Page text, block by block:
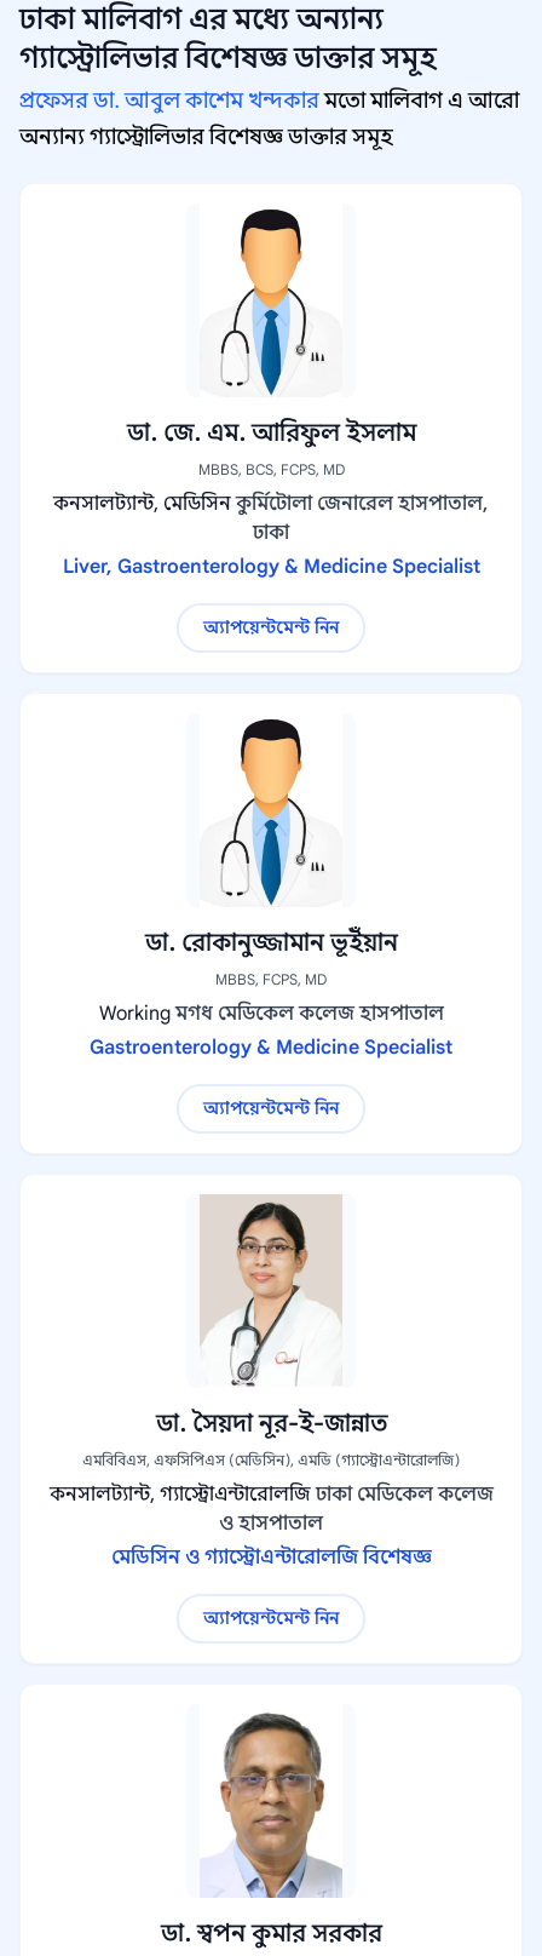
ঢাকা মালিবাগ এর মধ্যে অন্যান্য
গ্যাস্ট্রোলিভার বিশেষজ্ঞ ডাক্তার সমূহ
প্রফেসর ডা. আবুল কাশেম খন্দকারমতো মালিবাগ এ আরো
অন্যান্য গ্যাস্ট্রোলিভার বিশেষজ্ঞ ডাক্তার সমূহ
ডা. জে. এম. আরিফুল ইসলাম
MBBS, BCS, FCPS, MD
কনসালট্যান্ট, মেডিসিন কুর্মিটোলা জেনারেল হাসপাতাল,
ঢাকা
Liver, Gastroenterology & Medicine Specialist
অ্যাপয়েন্টমেন্ট নিন
ডা. রোকানুজ্জামান ভূইঁয়ান
MBBS, FCPS, MD
Workingমগধ মেডিকেল কলেজ হাসপাতাল
Gastroenterology & Medicine Specialist
অ্যাপয়েন্টমেন্ট নিন
ডা. সৈয়দা নূর-ই-জান্নাত
এমবিবিএস, এফসিপিএস (মেডিসিন), এমডি (গ্যাস্ট্রোএন্টারোলজি)
কনসালট্যান্ট, গ্যাস্ট্রোএন্টারোলজি ঢাকা মেডিকেল কলেজ
ও হাসপাতাল
মেডিসিন ও গ্যাস্ট্রোএন্টারোলজি বিশেষজ্ঞ
অ্যাপয়েন্টমেন্ট নিন
ডা. স্বপন কুমার সরকার